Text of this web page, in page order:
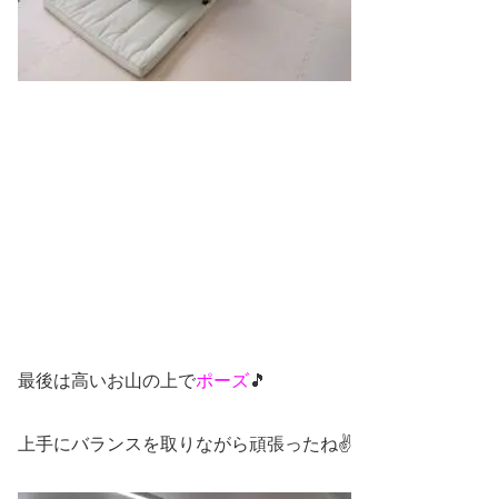
最後は高いお山の上でポーズ🎵
上手にバランスを取りながら頑張ったね✌